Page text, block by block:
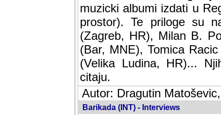
muzicki albumi izdati u
prostor). Te priloge su
(Zagreb, HR), Milan B.
(Bar, MNE), Tomica
(Velika Ludina, HR)...
citaju.
Autor: Dragutin
Barikada (INT) - Interviews